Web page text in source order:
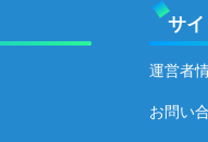
サ
運営者
お問い